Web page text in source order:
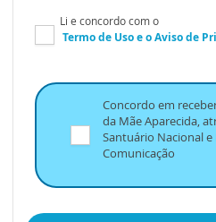
Li e concordo com o
Termo de Usoe oAviso de
Concordo em
da Mãe Aparecida,
Santuário Nacional e
Comunicação